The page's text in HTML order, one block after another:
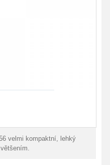
velmi kompaktní, lehký